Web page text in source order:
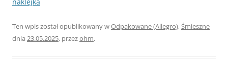
Ten wpis został opublikowany wOdpakowane (Allegro),Śmieszne
dnia 23.05.2025, przezohm.